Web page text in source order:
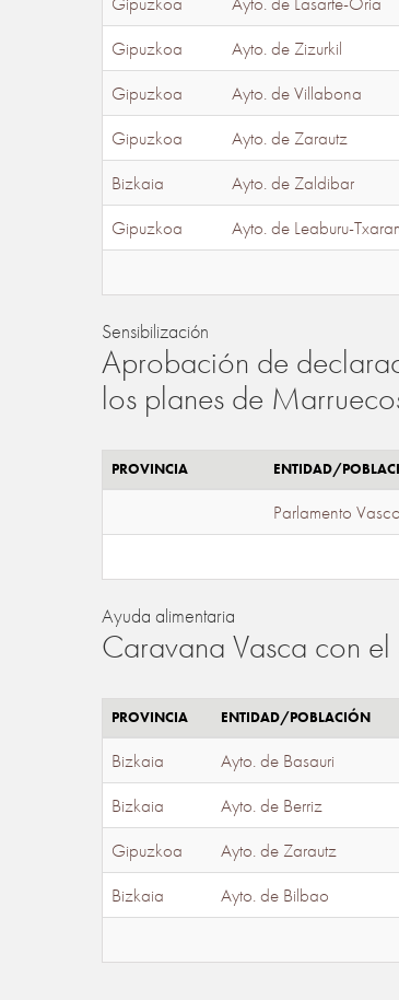
Gipuzkoa
Ayto. de Zizurkil
Gipuzkoa
Ayto. de Villabona
Gipuzkoa
Ayto. de Zarautz
Bizkaia
Ayto. de Zaldibar
Gipuzkoa
Ayto. de Leaburu-
Sensibilización
Aprobación de
los planes de
PROVINCIA ENTIDAD/
Parlamento Vasco
Ayuda alimentaria
Caravana Vasca con el
PROVINCIA ENTIDAD/POBLACIÓN
Bizkaia Ayto. de Basauri
Bizkaia
Ayto. de Berriz
Gipuzkoa
Ayto. de Zarautz
Bizkaia
Ayto. de Bilbao